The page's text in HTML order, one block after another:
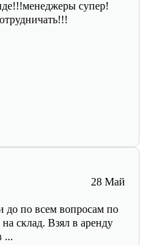
супер!
28 Май
до по всем вопросам по
склад. Взял в аренду
...